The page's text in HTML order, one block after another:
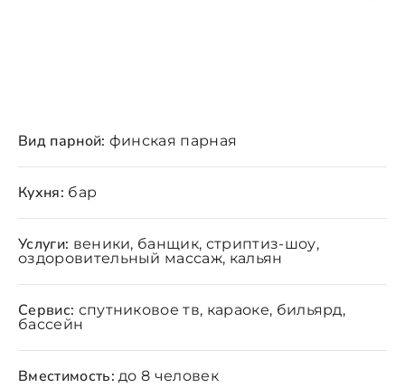
Вид парной: финская парная
Кухня: бар
Услуги: веники, банщик, стриптиз-шоу,
оздоровительный массаж, кальян
Сервис: спутниковое тв, караоке, бильярд,
бассейн
Вместимость: до 8 человек